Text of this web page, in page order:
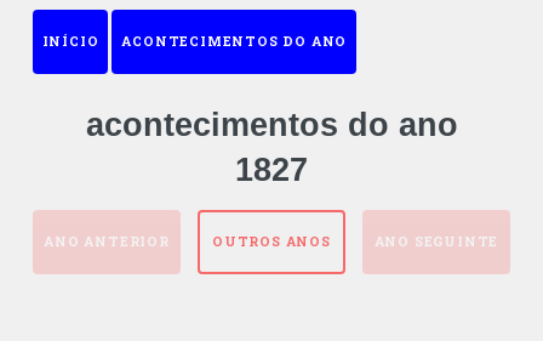
INÍCIO ACONTECIMENTOS DO ANO
acontecimentos do ano
1827
ANO ANTERIOR OUTROS ANOS ANO SEGUINTE